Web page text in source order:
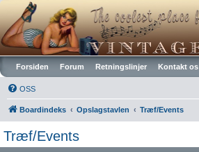
Vintagehifi.dk
Forsiden Forum Retningslinjer Kontakt os
OSS
Boardindeks Opslagstavlen Træf/Events
Træf/Events